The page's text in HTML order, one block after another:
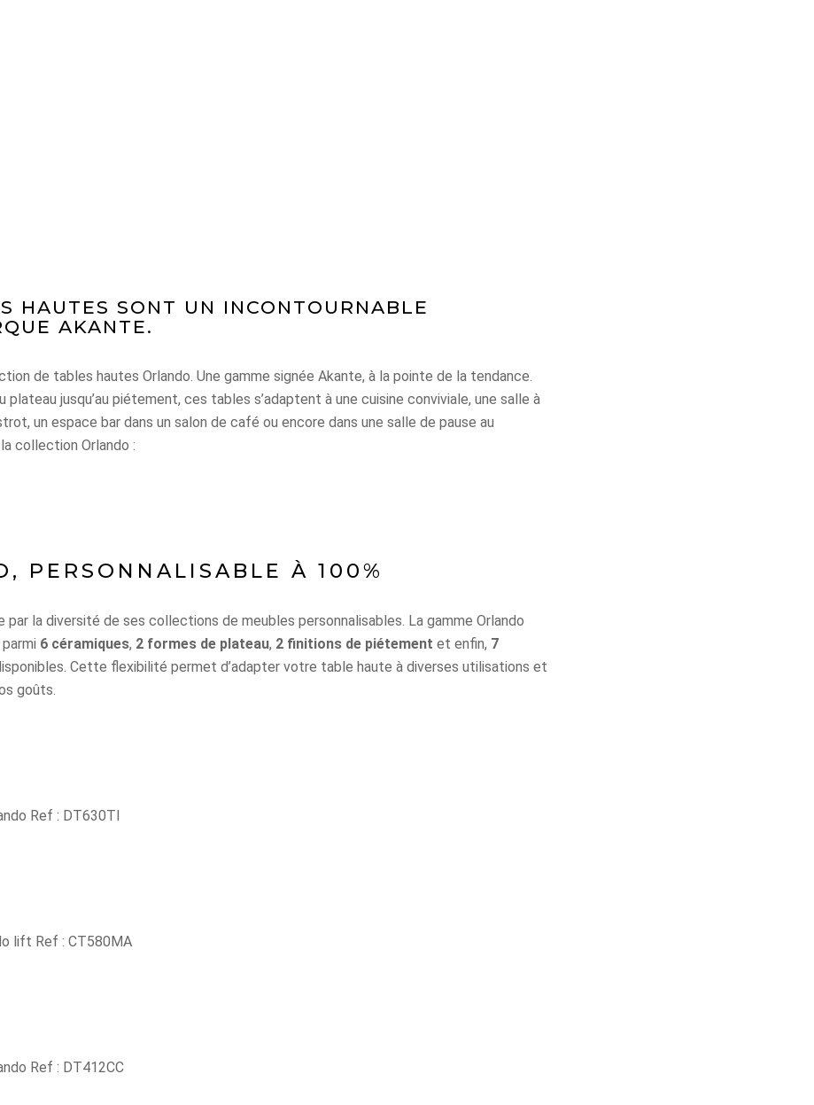
HAUTES SONT UN INCONTOURNABLE
AKANTE.
de tables hautes Orlando. Une gamme signée Akante, à la pointe de la tendance.
plateau jusqu’au piétement, ces tables s’adaptent à une cuisine conviviale, une salle à
un espace bar dans un salon de café ou encore dans une salle de pause au
collection Orlando :
PERSONNALISABLE À 100%
par la diversité de ses collections de meubles personnalisables. La gamme Orlando
6 céramiques, 2 formes de plateau, 2 finitions de piétement et enfin, 7
Cette flexibilité permet d’adapter votre table haute à diverses utilisations et
goûts.
Ref : DT630TI
lift Ref : CT580MA
Ref : DT412CC